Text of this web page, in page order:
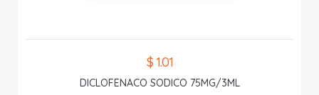
$ 1.01
DICLOFENACO SODICO 75MG/3ML